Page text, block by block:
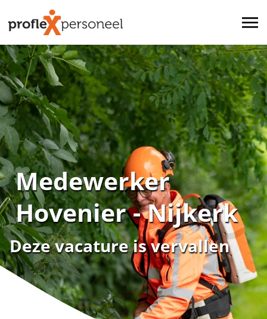
Medewerker
Hovenier - Nijkerk
Deze vacature is vervallen